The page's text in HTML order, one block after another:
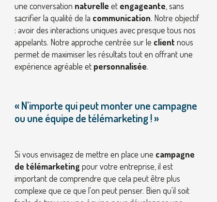
une conversation naturelle et engageante , sans
sacrifier la qualité de la communication. Notre objectif
: avoir des interactions uniques avec presque tous nos
appelants. Notre approche centrée sur le client nous
permet de maximiser les résultats tout en offrant une
expérience agréable et personnalisée.
« N'importe qui peut monter une campagne
ou une équipe de télémarketing ! »
Si vous envisagez de mettre en place une campagne
de télémarketing pour votre entreprise, il est
important de comprendre que cela peut être plus
complexe que ce que l'on peut penser. Bien qu'il soit